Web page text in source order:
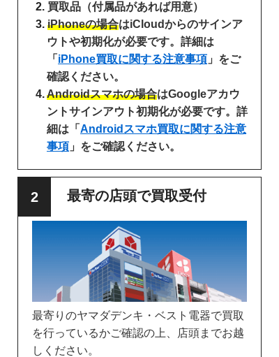
買取品（付属品があれば用意）
iPhoneの場合はiCloudからのサインア
ウトや初期化が必要です。詳細は
「 iPhone買取に関する注意事項 」をご
確認ください。
Androidスマホの場合はGoogleアカウ
ントサインアウト初期化が必要です。詳
細は「 Androidスマホ買取に関する注意
事項 」をご確認ください。
最寄の店頭で買取受付
最寄りのヤマダデンキ・ベスト電器で買取
を行っているかご確認の上、店頭までお越
しください。